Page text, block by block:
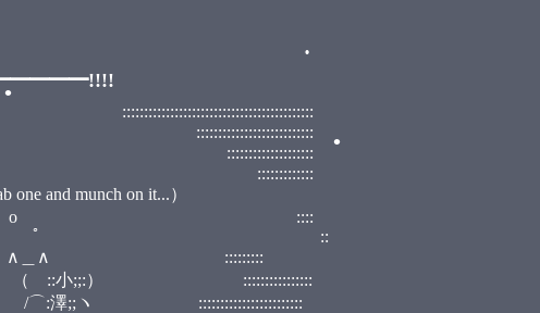
on it...）
::::
, ﾟ ::
∧ :::::::::
） ::::::::::::::::
•
•